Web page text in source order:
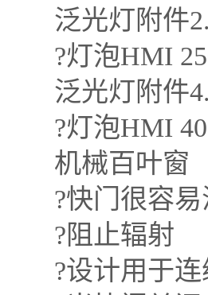
泛光灯附件
?灯泡HMI
泛光灯附件
?灯泡HMI
机械百叶窗
?快门很容易
?阻止辐射
?设计用于连